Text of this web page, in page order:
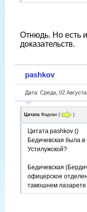
Отнюдь. Но есть
доказательств.
pashkov
Дата: Среда, 02
Цитата Фадлан ( )
Цитата pashkov ()
Бедичевская была
Устилужской?
Бедичевская
офицерское
тамошнем лазарете.